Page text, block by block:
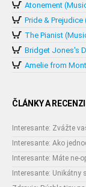
Atonement
Pride &
The Pianist
Amelie from
ČLÁNKY A
Interesante: Zvážte